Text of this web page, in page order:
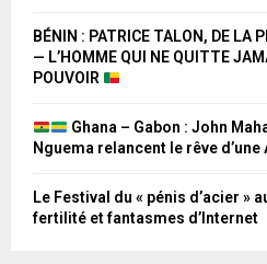
BÉNIN : PATRICE TALON, DE LA
— L’HOMME QUI NE QUITTE
POUVOIR
Ghana – Gabon : John
Nguema relancent le rêve
Le Festival du « pénis d’acier »
fertilité et fantasmes d’Internet